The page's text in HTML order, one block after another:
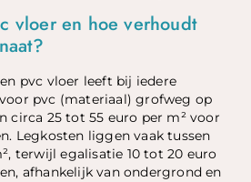
vloer en hoe verhoudt
pvc vloer leeft bij iedere
pvc (materiaal) grofweg op
circa 25 tot 55 euro per m² voor
Legkosten liggen vaak tussen
terwijl egalisatie 10 tot 20 euro
afhankelijk van ondergrond en